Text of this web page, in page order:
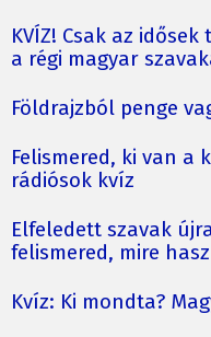
KVÍZ! Csak az
a régi magyar
Földrajzból penge
Felismered, ki van a
rádiósok kvíz
Elfeledett szavak
felismered, mire
Kvíz: Ki mondta?